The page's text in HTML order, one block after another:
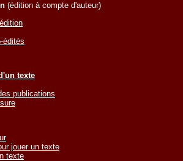
(édition à compte d'auteur)
édités
texte
publications
jouer un texte
texte